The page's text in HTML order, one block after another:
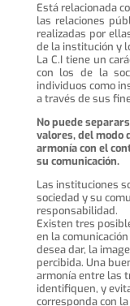
Está relacionada
las relaciones
realizadas por
de la institución y
La C.I tiene un
con los de la
individuos como
a través de sus
No puede
valores, del modo
armonía con el
su comunicación.
Las instituciones
sociedad y su
responsabilidad.
Existen tres
en la
desea dar, la
percibida. Una
armonía entre las
identifiquen, y
corresponda con